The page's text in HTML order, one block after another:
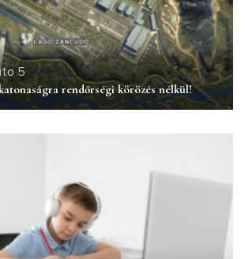
5
rendőrségi körözés nélkül!